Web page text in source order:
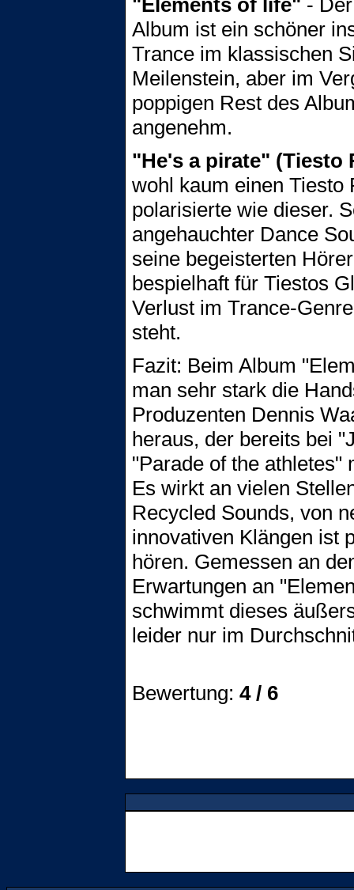
"Elements of life" -
Album ist ein schöner
Trance im klassischen
Meilenstein, aber im
poppigen Rest des
angenehm.
"He's a pirate" (Tiesto
wohl kaum einen Tiesto
polarisierte wie dieser.
angehauchter Dance
seine begeisterten
bespielhaft für Tiestos
Verlust im Trance-
steht.
Fazit: Beim Album
man sehr stark die
Produzenten Dennis
heraus, der bereits bei
"Parade of the athletes"
Es wirkt an vielen
Recycled Sounds, von
innovativen Klängen ist
hören. Gemessen an
Erwartungen an
schwimmt dieses
leider nur im
Bewertung: 4 / 6